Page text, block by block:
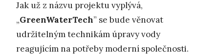
Jak už z názvu projektu vyplývá,
„GreenWaterTech” se bude věnovat
udržitelným technikám úpravy vody
reagujícím na potřeby moderní společnosti.